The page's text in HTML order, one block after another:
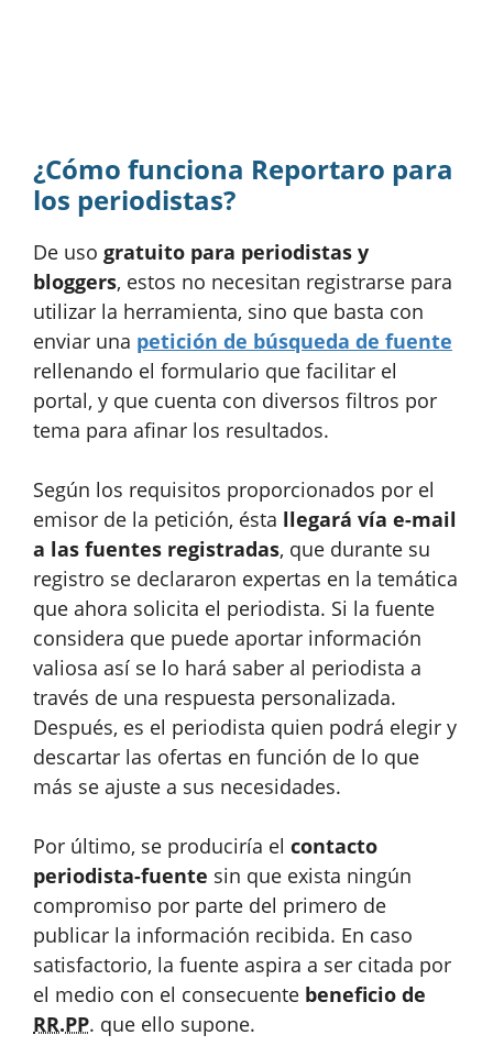
¿Cómo funciona Reportaro para
los periodistas?
De uso gratuito para periodistas y
bloggers, estos no necesitan registrarse para
utilizar la herramienta, sino que basta con
enviar una petición de búsqueda de fuente
rellenando el formulario que facilitar el
portal, y que cuenta con diversos filtros por
tema para afinar los resultados.
Según los requisitos proporcionados por el
emisor de la petición, ésta llegará vía e-mail
a las fuentes registradas, que durante su
registro se declararon expertas en la temática
que ahora solicita el periodista. Si la fuente
considera que puede aportar información
valiosa así se lo hará saber al periodista a
través de una respuesta personalizada.
Después, es el periodista quien podrá elegir y
descartar las ofertas en función de lo que
más se ajuste a sus necesidades.
Por último, se produciría el contacto
periodista-fuente sin que exista ningún
compromiso por parte del primero de
publicar la información recibida. En caso
satisfactorio, la fuente aspira a ser citada por
el medio con el consecuente beneficio de
RR.PP. que ello supone.